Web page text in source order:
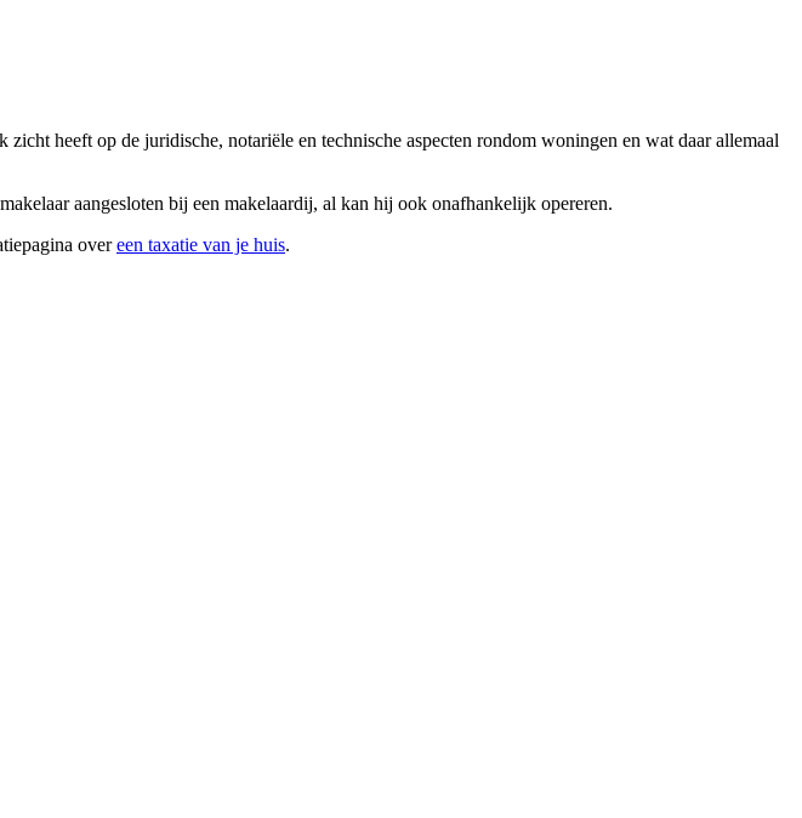
heeft op de juridische, notariële en technische aspecten rondom woningen en wat daar allemaal
aangesloten bij een makelaardij, al kan hij ook onafhankelijk opereren.
overeen taxatie van je huis.